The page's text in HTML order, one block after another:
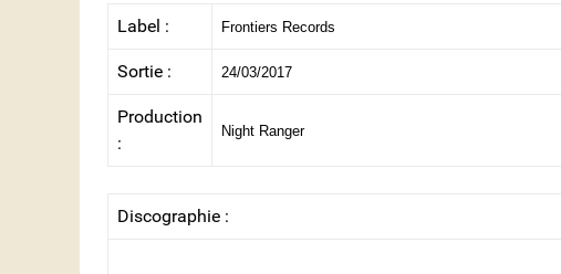
Label : Frontiers Records
Sortie : 24/03/2017
Production
:
Night Ranger
Discographie :